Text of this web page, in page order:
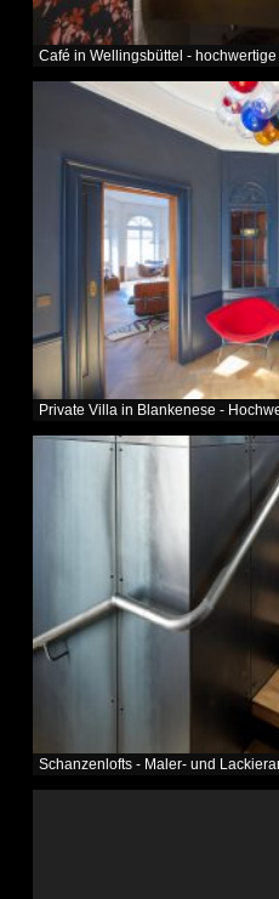
Café in Wellingsbüttel -
Private Villa in Blankenese -
Schanzenlofts - Maler- und